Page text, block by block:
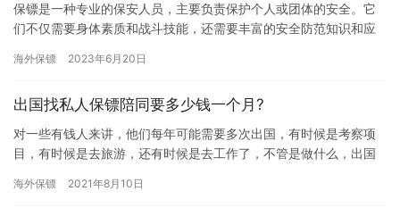
保镖是一种专业的保安人员，主要负责保护个人或团体的安全。它
们不仅需要身体素质和战斗技能，还需要丰富的安全防范知识和应
角度分…
海外保镖 2023年6月20日
出国找私人保镖陪同要多少钱一个月?
对一些有钱人来讲，他们每年可能需要多次出国，有时候是考察项
目，有时候是去旅游，还有时候是去工作了，不管是做什么，出国
多…
海外保镖 2021年8月10日